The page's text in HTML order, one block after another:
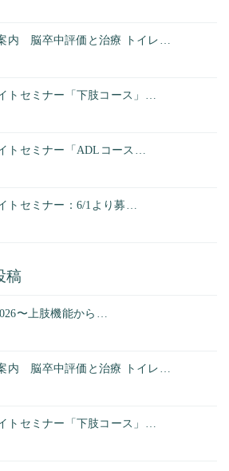
内 脳卒中評価と治療 トイレ…
トセミナー「下肢コース」…
トセミナー「ADLコース…
トセミナー：6/1より募…
稿
〜上肢機能から…
内 脳卒中評価と治療 トイレ…
トセミナー「下肢コース」…